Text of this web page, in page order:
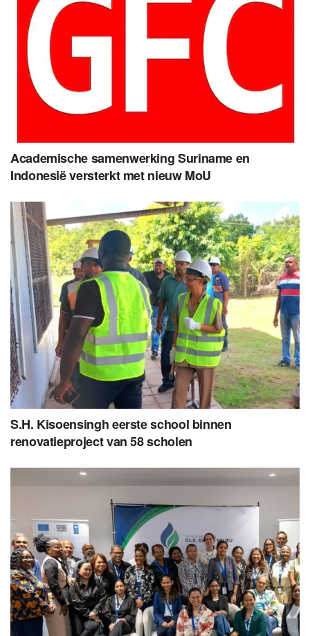
Academische samenwerking Suriname en
Indonesië versterkt met nieuw MoU
S.H. Kisoensingh eerste school binnen
renovatieproject van 58 scholen